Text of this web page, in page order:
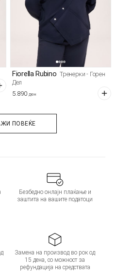
Fiorella Rubino Тренерки - Горен
Дел
5.890 ден
ПОВЕЌЕ
Безбедно онлајн плаќање и
заштита на вашите податоци
Замена на производ во рок од
15 дена, со можност за
рефундација на средствата